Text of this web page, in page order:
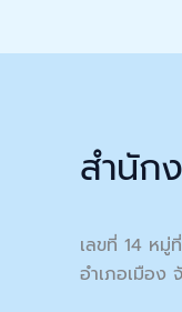
สำนัก
เลขที่ 14 หมู่
อำเภอเมือ